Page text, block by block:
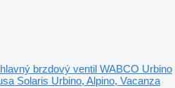
hlavný brzdový ventil WABCO Urbino
Solaris Urbino, Alpino, Vacanza